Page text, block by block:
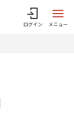
ログイン メニュー